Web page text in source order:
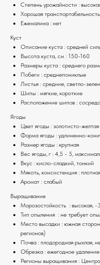
Степень урожайности :
Хорошая
Ежемалина : нет
Куст
Описание куста : средней
Высота куста, см : 150-160
Размеры куста : среднего
Побеги : среднепониклые
Листья : средние, светло-
Шипы : мягкие, короткие
Расположение шипов :
Ягоды
Цвет ягоды : золотисто-желтая
Форма ягоды : удлиненно-
Размер ягоды : крупная
Вес ягоды, г : 4,5 - 5,
Вкус : кисло-сладкий, тонкий
Мякоть, консистенция :
Аромат : слабый
Выращивание
Морозостойкость : высокая, -
Тип опыления : не требует
Место высадки : южная
регионов)
Почва : плодородная рыхлая,
Обрезка : ежегодное
Регионы выращивания :